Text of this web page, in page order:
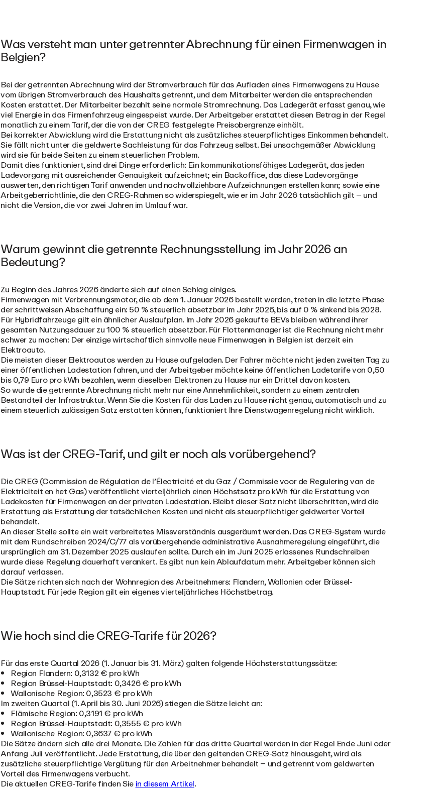
Was versteht man unter getrennter Abrechnung für einen Firmenwagen in
Belgien?
Bei der getrennten Abrechnung wird der Stromverbrauch für das Aufladen eines Firmenwagens zu Hause
vom übrigen Stromverbrauch des Haushalts getrennt, und dem Mitarbeiter werden die entsprechenden
Kosten erstattet. Der Mitarbeiter bezahlt seine normale Stromrechnung. Das Ladegerät erfasst genau, wie
viel Energie in das Firmenfahrzeug eingespeist wurde. Der Arbeitgeber erstattet diesen Betrag in der Regel
monatlich zu einem Tarif, der die von der CREG festgelegte Preisobergrenze einhält.
Bei korrekter Abwicklung wird die Erstattung nicht als zusätzliches steuerpflichtiges Einkommen behandelt.
Sie fällt nicht unter die geldwerte Sachleistung für das Fahrzeug selbst. Bei unsachgemäßer Abwicklung
wird sie für beide Seiten zu einem steuerlichen Problem.
Damit dies funktioniert, sind drei Dinge erforderlich: Ein kommunikationsfähiges Ladegerät, das jeden
Ladevorgang mit ausreichender Genauigkeit aufzeichnet; ein Backoffice, das diese Ladevorgänge
auswerten, den richtigen Tarif anwenden und nachvollziehbare Aufzeichnungen erstellen kann; sowie eine
Arbeitgeberrichtlinie, die den CREG-Rahmen so widerspiegelt, wie er im Jahr 2026 tatsächlich gilt – und
nicht die Version, die vor zwei Jahren im Umlauf war.
Warum gewinnt die getrennte Rechnungsstellung im Jahr 2026 an
Bedeutung?
Zu Beginn des Jahres 2026 änderte sich auf einen Schlag einiges.
Firmenwagen mit Verbrennungsmotor, die ab dem 1. Januar 2026 bestellt werden, treten in die letzte Phase
der schrittweisen Abschaffung ein: 50 % steuerlich absetzbar im Jahr 2026, bis auf 0 % sinkend bis 2028.
Für Hybridfahrzeuge gilt ein ähnlicher Auslaufplan. Im Jahr 2026 gekaufte BEVs bleiben während ihrer
gesamten Nutzungsdauer zu 100 % steuerlich absetzbar. Für Flottenmanager ist die Rechnung nicht mehr
schwer zu machen: Der einzige wirtschaftlich sinnvolle neue Firmenwagen in Belgien ist derzeit ein
Elektroauto.
Die meisten dieser Elektroautos werden zu Hause aufgeladen. Der Fahrer möchte nicht jeden zweiten Tag zu
einer öffentlichen Ladestation fahren, und der Arbeitgeber möchte keine öffentlichen Ladetarife von 0,50
bis 0,79 Euro pro kWh bezahlen, wenn dieselben Elektronen zu Hause nur ein Drittel davon kosten.
So wurde die getrennte Abrechnung nicht mehr nur eine Annehmlichkeit, sondern zu einem zentralen
Bestandteil der Infrastruktur. Wenn Sie die Kosten für das Laden zu Hause nicht genau, automatisch und zu
einem steuerlich zulässigen Satz erstatten können, funktioniert Ihre Dienstwagenregelung nicht wirklich.
Was ist der CREG-Tarif, und gilt er noch als vorübergehend?
Die CREG (Commission de Régulation de l’Électricité et du Gaz / Commissie voor de Regulering van de
Elektriciteit en het Gas) veröffentlicht vierteljährlich einen Höchstsatz pro kWh für die Erstattung von
Ladekosten für Firmenwagen an der privaten Ladestation. Bleibt dieser Satz nicht überschritten, wird die
Erstattung als Erstattung der tatsächlichen Kosten und nicht als steuerpflichtiger geldwerter Vorteil
behandelt.
An dieser Stelle sollte ein weit verbreitetes Missverständnis ausgeräumt werden. Das CREG-System wurde
mit dem Rundschreiben 2024/C/77 als vorübergehende administrative Ausnahmeregelung eingeführt, die
ursprünglich am 31. Dezember 2025 auslaufen sollte. Durch ein im Juni 2025 erlassenes Rundschreiben
wurde diese Regelung dauerhaft verankert. Es gibt nun kein Ablaufdatum mehr. Arbeitgeber können sich
darauf verlassen.
Die Sätze richten sich nach der Wohnregion des Arbeitnehmers: Flandern, Wallonien oder Brüssel-
Hauptstadt. Für jede Region gilt ein eigenes vierteljährliches Höchstbetrag.
Wie hoch sind die CREG-Tarife für 2026?
Für das erste Quartal 2026 (1. Januar bis 31. März) galten folgende Höchsterstattungssätze:
Region Flandern: 0,3132 € pro kWh
Region Brüssel-Hauptstadt: 0,3426 € pro kWh
Wallonische Region: 0,3523 € pro kWh
Im zweiten Quartal (1. April bis 30. Juni 2026) stiegen die Sätze leicht an:
Flämische Region: 0,3191 € pro kWh
Region Brüssel-Hauptstadt: 0,3555 € pro kWh
Wallonische Region: 0,3637 € pro kWh
Die Sätze ändern sich alle drei Monate. Die Zahlen für das dritte Quartal werden in der Regel Ende Juni oder
Anfang Juli veröffentlicht. Jede Erstattung, die über den geltenden CREG-Satz hinausgeht, wird als
zusätzliche steuerpflichtige Vergütung für den Arbeitnehmer behandelt – und getrennt vom geldwerten
Vorteil des Firmenwagens verbucht.
Die aktuellen CREG-Tarife finden Siein diesem Artikel.